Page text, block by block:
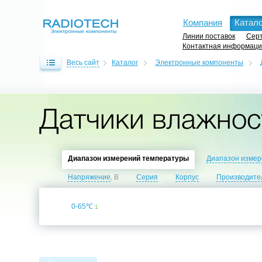
Компания
Линии поставок
Контактная
Весь сайт Каталог Электронные компоненты
Датчики
Диапазон измерений температуры Диапазон
Напряжение, В Серия Корпус
0-65℃1